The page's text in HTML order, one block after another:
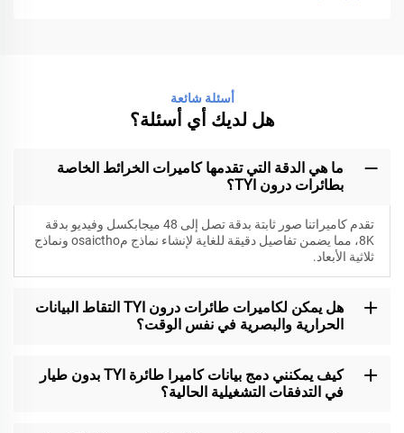
أسئلة شائعة
هل لديك أي أسئلة؟
ما هي الدقة التي تقدمها كاميرات الخرائط الخاصة
بطائرات درون TYI؟
تقدم كاميراتنا صور ثابتة بدقة تصل إلى 48 ميجابكسل وفيديو بدقة
8K، مما يضمن تفاصيل دقيقة للغاية لإنشاء نماذج مosaictho ونماذج
ثلاثية الأبعاد.
هل يمكن لكاميرات طائرات درون TYI التقاط البيانات
الحرارية والبصرية في نفس الوقت؟
كيف يمكنني دمج بيانات كاميرا طائرة TYI بدون طيار
في التدفقات التشغيلية الحالية؟